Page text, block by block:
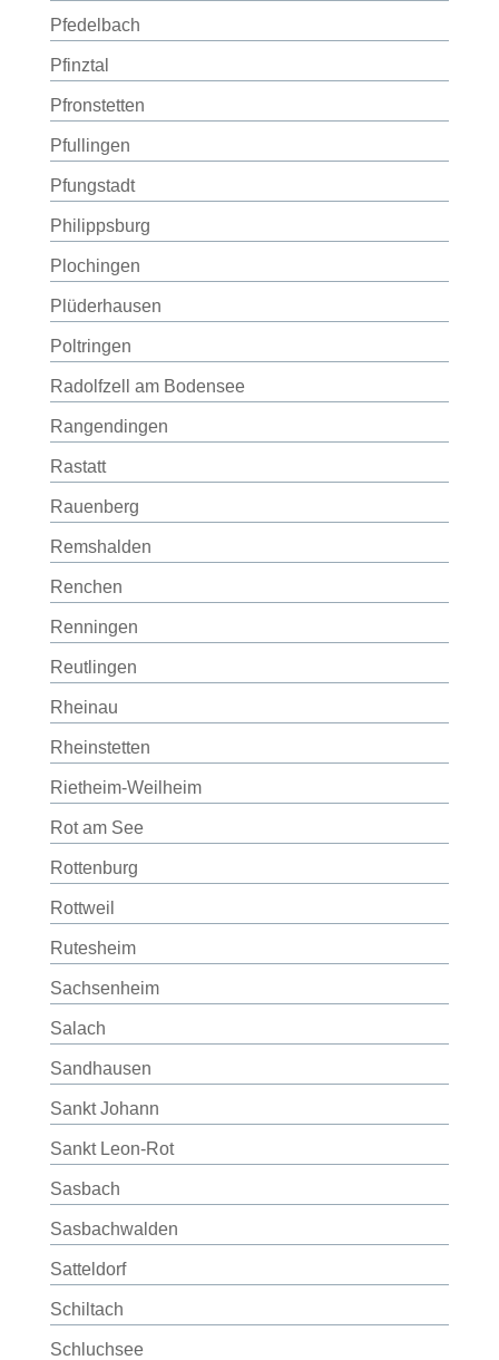
Pfedelbach
Pfinztal
Pfronstetten
Pfullingen
Pfungstadt
Philippsburg
Plochingen
Plüderhausen
Poltringen
Radolfzell am Bodensee
Rangendingen
Rastatt
Rauenberg
Remshalden
Renchen
Renningen
Reutlingen
Rheinau
Rheinstetten
Rietheim-Weilheim
Rot am See
Rottenburg
Rottweil
Rutesheim
Sachsenheim
Salach
Sandhausen
Sankt Johann
Sankt Leon-Rot
Sasbach
Sasbachwalden
Satteldorf
Schiltach
Schluchsee